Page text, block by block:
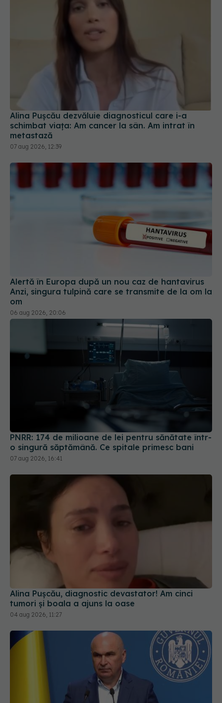
Alina Pușcău dezvăluie diagnosticul care i-a
schimbat viața: Am cancer la sân. Am intrat în
metastază
07 aug 2026, 12:39
Alertă în Europa după un nou caz de hantavirus
Anzi, singura tulpină care se transmite de la om la
om
06 aug 2026, 20:06
PNRR: 174 de milioane de lei pentru sănătate într-
o singură săptămână. Ce spitale primesc bani
07 aug 2026, 16:41
Alina Pușcău, diagnostic devastator! Am cinci
tumori și boala a ajuns la oase
04 aug 2026, 11:27